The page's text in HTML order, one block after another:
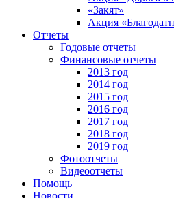
«Закят»
Акция
Отчеты
Годовые отчеты
Финансовые отчеты
2013 год
2014 год
2015 год
2016 год
2017 год
2018 год
2019 год
Фотоотчеты
Видеоотчеты
Помощь